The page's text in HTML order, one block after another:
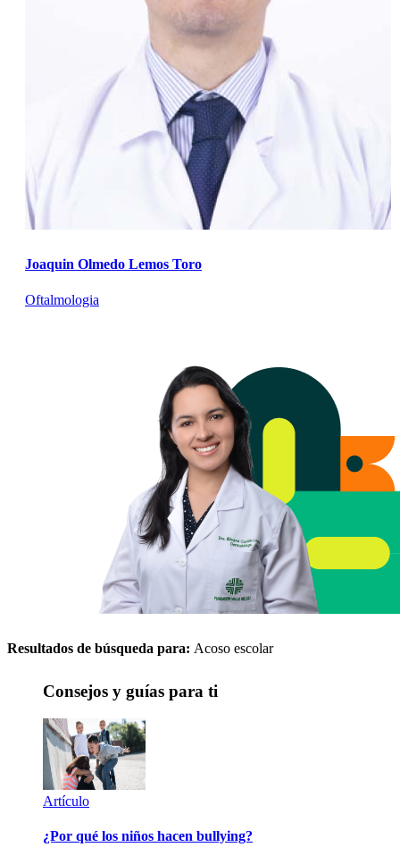
Joaquin Olmedo Lemos Toro
Oftalmologia
Resultados de búsqueda para: Acoso escolar
Consejos y guías para ti
Artículo
¿Por qué los niños hacen bullying?